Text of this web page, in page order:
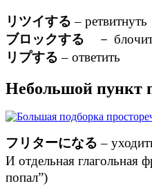
リツイする – ретвитнуть
ブロックする
－
リプする – ответить
Небольшой пункт
フリターになる –
И отдельная глагольная
попал”)